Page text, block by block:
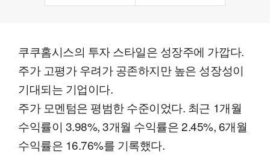
쿠쿠홈시스의 투자 스타일은 성장주에 가깝다.
주가 고평가 우려가 공존하지만 높은 성장성이
기대되는 기업이다.
주가 모멘텀은 평범한 수준이었다. 최근 1개월
수익률이 3.98%, 3개월 수익률은 2.45%, 6개월
수익률은 16.76%를 기록했다.